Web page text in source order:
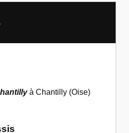
à Chantilly (Oise)